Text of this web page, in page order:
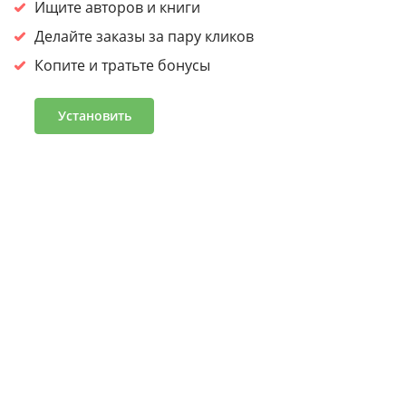
30% на первый заказ
Принять
Ищите авторов и книги
Делайте заказы за пару кликов
Копите и тратьте бонусы
Установить